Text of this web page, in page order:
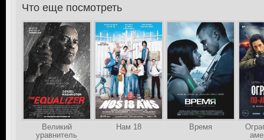
>Что еще посмотреть
Великий
уравнитель
Нам 18 Время